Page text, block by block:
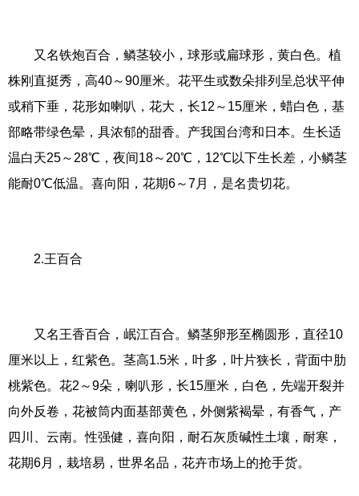
又名铁炮百合，鳞茎较小，球形或扁球形，黄白色。植
株刚直挺秀，高40～90厘米。花平生或数朵排列呈总状平伸
或稍下垂，花形如喇叭，花大，长12～15厘米，蜡白色，基
部略带绿色晕，具浓郁的甜香。产我国台湾和日本。生长适
温白天25～28℃，夜间18～20℃，12℃以下生长差，小鳞茎
能耐0℃低温。喜向阳，花期6～7月，是名贵切花。
2.王百合
又名王香百合，岷江百合。鳞茎卵形至椭圆形，直径10
厘米以上，红紫色。茎高1.5米，叶多，叶片狭长，背面中肋
桃紫色。花2～9朵，喇叭形，长15厘米，白色，先端开裂并
向外反卷，花被筒内面基部黄色，外侧紫褐晕，有香气，产
四川、云南。性强健，喜向阳，耐石灰质碱性土壤，耐寒，
花期6月，栽培易，世界名品，花卉市场上的抢手货。